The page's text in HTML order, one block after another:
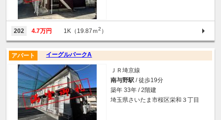
202 4.7万円 1K（19.87ｍ2 ）
イーグルパークA
アパート
ＪＲ埼京線
南与野駅 / 徒歩19分
築年 33年 / 2階建
埼玉県さいたま市桜区栄和３丁目